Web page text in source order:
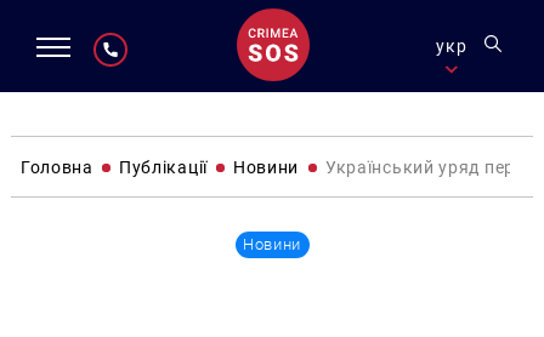
укр
Головна Публікації Новини Український уряд
Новини